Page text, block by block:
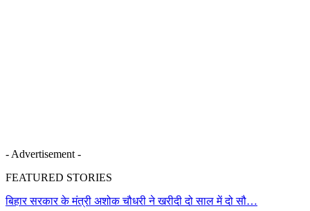
- Advertisement -
FEATURED STORIES
बिहार सरकार के मंत्री अशोक चौधरी ने खरीदी दो साल में दो सौ…